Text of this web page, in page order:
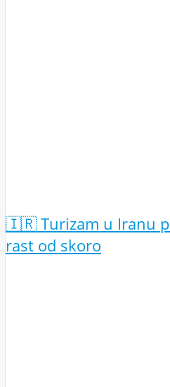
🇮🇷 Turizam u Iranu
rast od skoro